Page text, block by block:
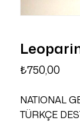
₺750,00
NATIONAL
TÜRKÇE